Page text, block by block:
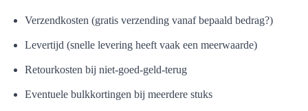
Verzendkosten (gratis verzending vanaf bepaald bedrag?)
Levertijd (snelle levering heeft vaak een meerwaarde)
Retourkosten bij niet-goed-geld-terug
Eventuele bulkkortingen bij meerdere stuks